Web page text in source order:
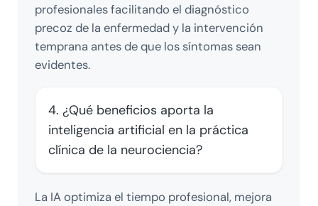
profesionales facilitando el diagnóstico
precoz de la enfermedad y la intervención
temprana antes de que los síntomas sean
evidentes.
4. ¿Qué beneficios aporta la
inteligencia artificial en la práctica
clínica de la neurociencia?
La IA optimiza el tiempo profesional, mejora